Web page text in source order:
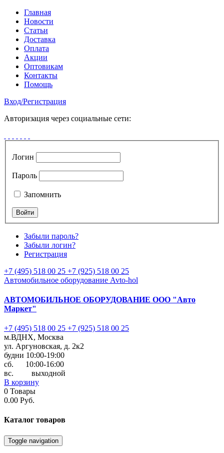
Главная
Новости
Статьи
Доставка
Оплата
Акции
Оптовикам
Контакты
Помощь
Вход/Регистрация
Авторизация через социальные сети:
Логин
Пароль
Запомнить
Забыли пароль?
Забыли логин?
Регистрация
+7 (495) 518 00 25 +7 (925) 518 00 25
Автомобильное оборудование Avto-hol
АВТОМОБИЛЬНОЕ ОБОРУДОВАНИЕ ООО "Авто
Маркет"
+7 (495) 518 00 25 +7 (925) 518 00 25
м.ВДНХ, Москва
ул. Аргуновская, д. 2к2
будни 10:00-19:00
cб. 10:00-16:00
вс. выходной
В корзину
0 Товары
0.00 Руб.
Каталог товаров
Toggle navigation